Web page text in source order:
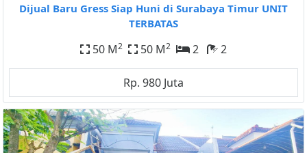
Dijual Baru Gress Siap Huni di Surabaya Timur UNIT
TERBATAS
50 M2 50 M2 2 2
Rp. 980 Juta